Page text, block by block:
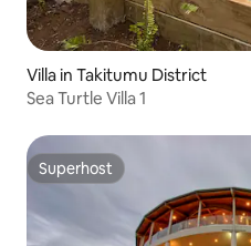
Villa in Takitumu District
Sea Turtle Villa 1
Superhost
Superhost